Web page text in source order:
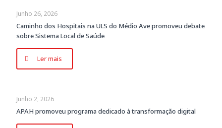
Junho 26, 2026
Caminho dos Hospitais na ULS do Médio Ave promoveu debate
sobre Sistema Local de Saúde
Ler mais
Junho 2, 2026
APAH promoveu programa dedicado à transformação digital